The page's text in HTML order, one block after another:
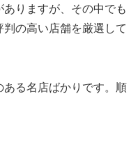
りますが、その中でも
判の高い店舗を厳選して
ある名店ばかりです。順